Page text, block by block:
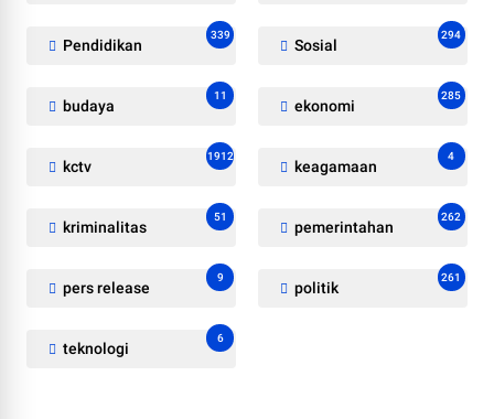
Pendidikan
339
Sosial
294
budaya
11
ekonomi
285
kctv
1912
keagamaan
4
kriminalitas
51
pemerintahan
262
pers release
9
politik
261
teknologi
6